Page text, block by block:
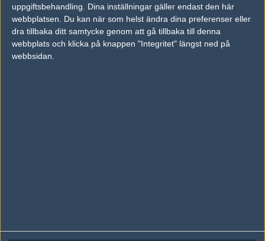
uppgiftsbehandling. Dina inställningar gäller endast den här
webbplatsen. Du kan när som helst ändra dina preferenser eller
dra tillbaka ditt samtycke genom att gå tillbaka till denna
webbplats och klicka på knappen "Integritet" längst ned på
webbsidan.
Följ oss på Twitter
Följ oss på Instagram
Följ oss på Twitch